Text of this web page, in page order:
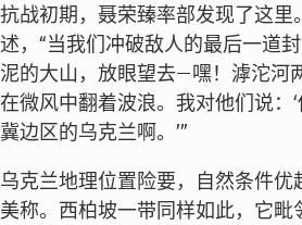
抗战初期，聂荣臻率部发现了这里
述，“当我们冲破敌人的最后一道
泥的大山，放眼望去—嘿！滹沱河
在微风中翻着波浪。我对他们说：
冀边区的乌克兰啊。’”
乌克兰地理位置险要，自然条件优
美称。西柏坡一带同样如此，它